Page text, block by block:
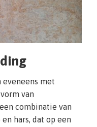
eveneens met
van
combinatie van
hars, dat op een